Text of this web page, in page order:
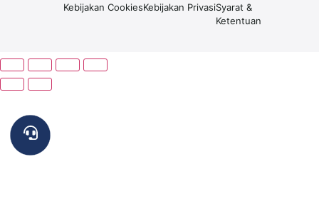
Kebijakan CookiesKebijakan PrivasiSyarat &
Ketentuan